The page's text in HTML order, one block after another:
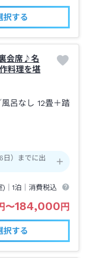
択する
会席♪名
料理を堪
風呂なし 12畳＋踏
）までに出
)｜1泊 ｜消費税込
〜184,000円
択する